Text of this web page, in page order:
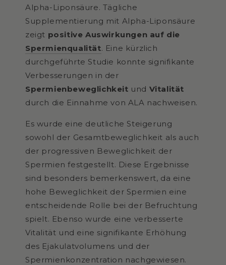
Alpha-Liponsäure. Tägliche
Supplementierung mit Alpha-Liponsäure
zeigt positive Auswirkungen auf die
Spermienqualität. Eine kürzlich
durchgeführte Studie konnte signifikante
Verbesserungen in der
Spermienbeweglichkeit und Vitalität
durch die Einnahme von ALA nachweisen.
Es wurde eine deutliche Steigerung
sowohl der Gesamtbeweglichkeit als auch
der progressiven Beweglichkeit der
Spermien festgestellt. Diese Ergebnisse
sind besonders bemerkenswert, da eine
hohe Beweglichkeit der Spermien eine
entscheidende Rolle bei der Befruchtung
spielt. Ebenso wurde eine verbesserte
Vitalität und eine signifikante Erhöhung
des Ejakulatvolumens und der
Spermienkonzentration nachgewiesen.